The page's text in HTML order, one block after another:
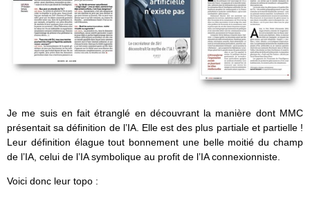
Je me suis en fait étranglé en découvrant la manière dont MMC
présentait sa définition de l’IA. Elle est des plus partiale et partielle !
Leur définition élague tout bonnement une belle moitié du champ
de l’IA, celui de l’IA symbolique au profit de l’IA connexionniste.
Voici donc leur topo :